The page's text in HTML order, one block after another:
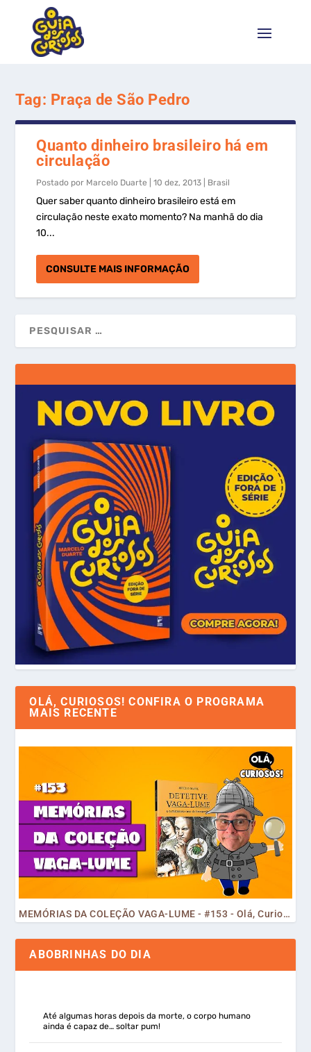
Tag: Praça de São Pedro
Quanto dinheiro brasileiro há em
circulação
Postado por Marcelo Duarte |10 dez, 2013 Brasil
Quer saber quanto dinheiro brasileiro está em
circulação neste exato momento? Na manhã do dia
10...
CONSULTE MAIS INFORMAÇÃO
OLÁ, CURIOSOS! CONFIRA O PROGRAMA
MAIS RECENTE
MEMÓRIAS DA COLEÇÃO VAGA-LUME - #153 - Olá, Curiosos! 2023
ABOBRINHAS DO DIA
Até algumas horas depois da morte, o corpo humano
ainda é capaz de… soltar pum!